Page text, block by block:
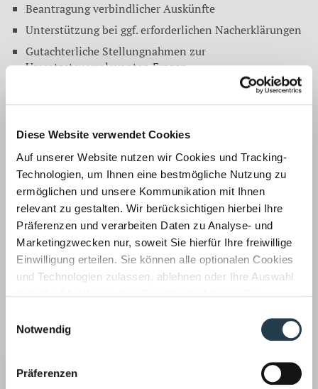
Diese Website verwendet Cookies
Auf unserer Website nutzen wir Cookies und Tracking-
Technologien, um Ihnen eine bestmögliche Nutzung zu
ermöglichen und unsere Kommunikation mit Ihnen
relevant zu gestalten. Wir berücksichtigen hierbei Ihre
Präferenzen und verarbeiten Daten zu Analyse- und
Marketingzwecken nur, soweit Sie hierfür Ihre freiwillige
Einwilligung erteilen. Sie können alle optionalen Cookies
und Technologien zulassen, ablehnen oder Ihre Auswahl
Informationen zu von uns und Drittanbietern eingesetzten
Technologien sowie zum Widerruf finden Sie in unserer
Notwendig
Präferenzen
Beantragung verbindlicher Auskünfte
Unterstützung bei ggf. erforderlichen Nacherklärungen
Gutachterliche Stellungnahmen zur
Umsatzsteuerrelevanten Fragen
öffentlichen
Hand nach § 2b UstG
Sektor
Zur Übersicht
Sprechen Sie uns an:
Mönchengladbach
WWS Wirtz, Walter, Schmitz GmbH
Wilhelm-Strauß-Straße 45-47
Fax: 02166 971-200